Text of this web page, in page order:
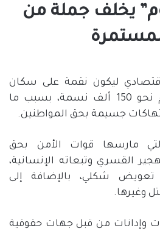
يخلف جملة من
ليكون نقمة على سكان
نحو
ألف نسمة، بسبب ما
جسيمة بحق المواطنين.
مارسها قوات الأمن بحق
القسري وتبعاته الإنسانية،
تعويض شكلي، بالإضافة إلى
وغيرها.
وإدانات من قبل جهات حقوقية